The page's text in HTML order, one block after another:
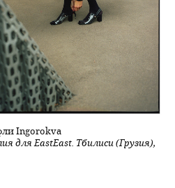
Ingorokva
для EastEast. Тбилиси (Грузия),